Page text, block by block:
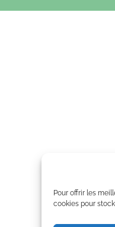
Pour offrir les
cookies pour